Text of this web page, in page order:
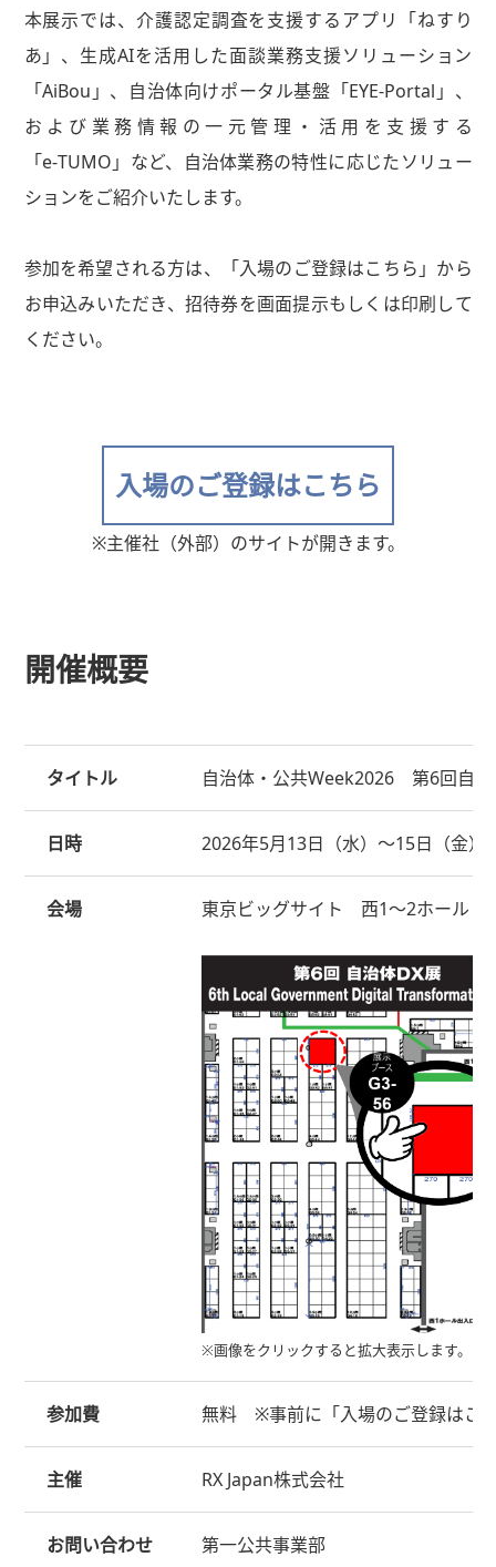
本展示では、介護認定調査を支援するアプリ「ねすり
あ」、生成AIを活用した面談業務支援ソリューション
「AiBou」、自治体向けポータル基盤「EYE-Portal」、
および業務情報の一元管理・活用を支援する
「e‑TUMO」など、自治体業務の特性に応じたソリュー
ションをご紹介いたします。
参加を希望される方は、「入場のご登録はこちら」から
お申込みいただき、招待券を画面提示もしくは印刷して
ください。
入場のご登録はこちら
※主催社（外部）のサイトが開きます。
開催概要
タイトル 自治体・公共Week2026 第6回自治
日時 2026年5月13日（水）～15日（金）
会場 東京ビッグサイト 西1～2ホール
※画像をクリックすると拡大表示します。
参加費 無料 ※事前に「入場のご登録はこ
主催 RX Japan株式会社
お問い合わせ
第一公共事業部